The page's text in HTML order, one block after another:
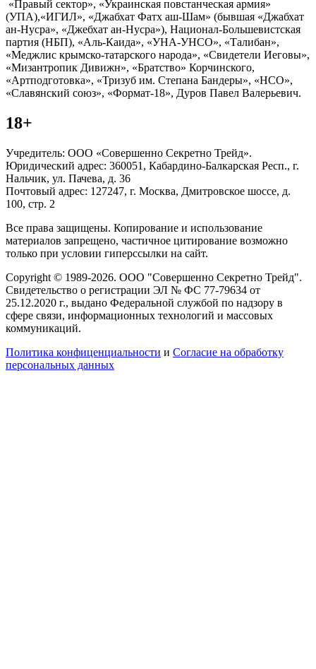
«Правый сектор», «Украинская повстанческая армия»
(УПА),«ИГИЛ», «Джабхат Фатх аш-Шам» (бывшая «Джабхат
ан-Нусра», «Джебхат ан-Нусра»), Национал-Большевистская
партия (НБП), «Аль-Каида», «УНА-УНСО», «Талибан»,
«Меджлис крымско-татарского народа», «Свидетели Иеговы»,
«Мизантропик Дивижн», «Братство» Корчинского,
«Артподготовка», «Тризуб им. Степана Бандеры», «НСО»,
«Славянский союз», «Формат-18», Дуров Павел Валерьевич.
18+
Учредитель: ООО «Совершенно Секретно Трейд».
Юридический адрес: 360051, Кабардино-Балкарская Респ., г.
Нальчик, ул. Пачева, д. 36
Почтовый адрес: 127247, г. Москва, Дмитровское шоссе, д.
100, стр. 2
Все права защищены. Копирование и использование
материалов запрещено, частичное цитирование возможно
только при условии гиперссылки на сайт.
Copyright © 1989-2026. ООО "Совершенно Секретно Трейд".
Свидетельство о регистрации ЭЛ № ФС 77-79634 от
25.12.2020 г., выдано Федеральной службой по надзору в
сфере связи, информационных технологий и массовых
коммуникаций.
Политика конфиценциальности и Согласие на обработку
персональных данных